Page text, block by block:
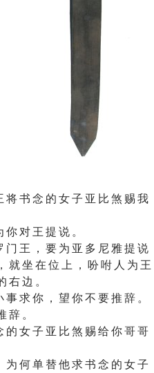
将 书 念 的 女 子 亚 比 煞 赐 我
对 王 提 说 。
门 王 ， 要 为 亚 多 尼 雅 提 说
就 坐 在 位 上 ， 吩 咐 人 为 王
右 边 。
求 你 ， 望 你 不 要 推 辞 。
辞 。
的 女 子 亚 比 煞 赐 给 你 哥 哥
为 何 单 替 他 求 书 念 的 女 子